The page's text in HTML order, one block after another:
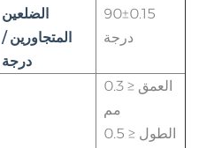
الضلعين
المتجاورين /
درجة
90±0.15
درجة
العمق ≤ 0.3
مم
الطول ≤ 0.5